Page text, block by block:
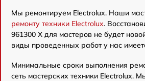
Мы ремонтируем Electrolux. Наши
ремонту техники Electrolux.
961300 X для мастеров не будет
виды проведенных работ у нас
Минимальные сроки выполнения
сеть мастерских техники Electrolux.